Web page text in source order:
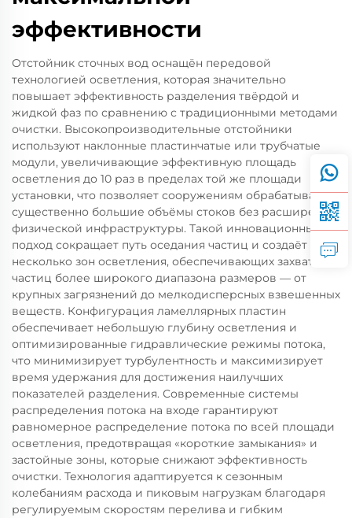
эффективности
Отстойник сточных вод оснащён передовой
технологией осветления, которая значительно
повышает эффективность разделения твёрдой и
жидкой фаз по сравнению с традиционными методами
очистки. Высокопроизводительные отстойники
используют наклонные пластинчатые или трубчатые
модули, увеличивающие эффективную площадь
осветления до 10 раз в пределах той же площади
установки, что позволяет сооружениям обрабатывать
существенно большие объёмы стоков без расширения
физической инфраструктуры. Такой инновационный
подход сокращает путь оседания частиц и создаёт
несколько зон осветления, обеспечивающих захват
частиц более широкого диапазона размеров — от
крупных загрязнений до мелкодисперсных взвешенных
веществ. Конфигурация ламеллярных пластин
обеспечивает небольшую глубину осветления и
оптимизированные гидравлические режимы потока,
что минимизирует турбулентность и максимизирует
время удержания для достижения наилучших
показателей разделения. Современные системы
распределения потока на входе гарантируют
равномерное распределение потока по всей площади
осветления, предотвращая «короткие замыкания» и
застойные зоны, которые снижают эффективность
очистки. Технология адаптируется к сезонным
колебаниям расхода и пиковым нагрузкам благодаря
регулируемым скоростям перелива и гибким